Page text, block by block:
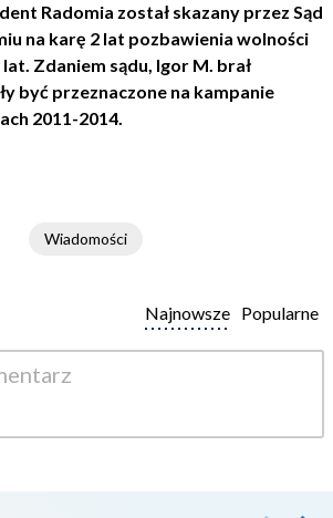
Radomia został skazany przez Sąd
na karę 2 lat pozbawienia wolności
Zdaniem sądu, Igor M. brał
być przeznaczone na kampanie
2011-2014.
Wiadomości
Popularne
Najnowsze